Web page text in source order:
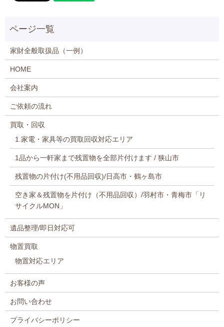
家財全般取扱品（一例）
HOME
会社案内
ご依頼の流れ
買取・回収
1.家電・家具等の買取回収対応エリア
1品から一軒家まで残置物を全部片付けます / 狭山市
残置物の片付け(不用品回収)/日高市・鶴ヶ島市
空き家＆残置物を片付け（不用品回収）/羽村市・青梅市「リ
サイクルMON」
遺品整理/即日対応可
物置買取
物置対応エリア
お客様の声
お問い合わせ
プライバシーポリシー